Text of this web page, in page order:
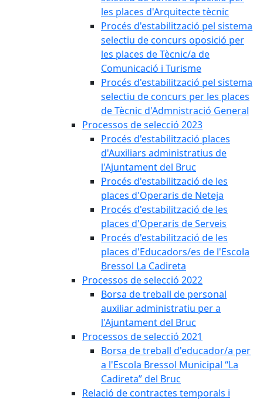
les places d'Arquitecte tècnic
Procés d'estabilització pel sistema
selectiu de concurs oposició per
les places de Tècnic/a de
Comunicació i Turisme
Procés d'estabilització pel sistema
selectiu de concurs per les places
de Tècnic d'Admnistració General
Processos de selecció 2023
Procés d'estabilització places
d'Auxiliars administratius de
l'Ajuntament del Bruc
Procés d'estabilització de les
places d'Operaris de Neteja
Procés d'estabilització de les
places d'Operaris de Serveis
Procés d'estabilització de les
places d'Educadors/es de l'Escola
Bressol La Cadireta
Processos de selecció 2022
Borsa de treball de personal
auxiliar administratiu per a
l'Ajuntament del Bruc
Processos de selecció 2021
Borsa de treball d'educador/a per
a l'Escola Bressol Municipal “La
Cadireta” del Bruc
Relació de contractes temporals i